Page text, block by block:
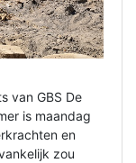
van GBS De
is maandag
en
zou